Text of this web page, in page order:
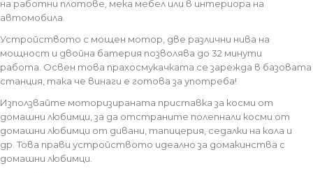
на работни плотове, мека мебел или в интериора на
автомобила.
Устройството с мощен мотор, две различни нива на
мощност и двойна батерия позволява до 32 минути
работа. Освен това прахосмукачката се зарежда в базовата
станция, така че винаги е готова за употреба!
Използвайте моторизираната приставка за косми от
домашни любимци, за да отстраните полепнали косми от
домашни любимци от дивани, тапицерия, седалки на кола и
др. Това прави устройството идеално за домакинства с
домашни любимци.